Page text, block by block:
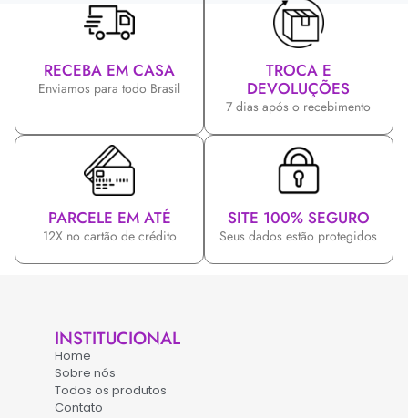
RECEBA EM CASA
Enviamos para todo Brasil
TROCA E
DEVOLUÇÕES
7 dias após o recebimento
PARCELE EM ATÉ
12X no cartão de crédito
SITE 100% SEGURO
Seus dados estão protegidos
INSTITUCIONAL
Home
Sobre nós
Todos os produtos
Contato